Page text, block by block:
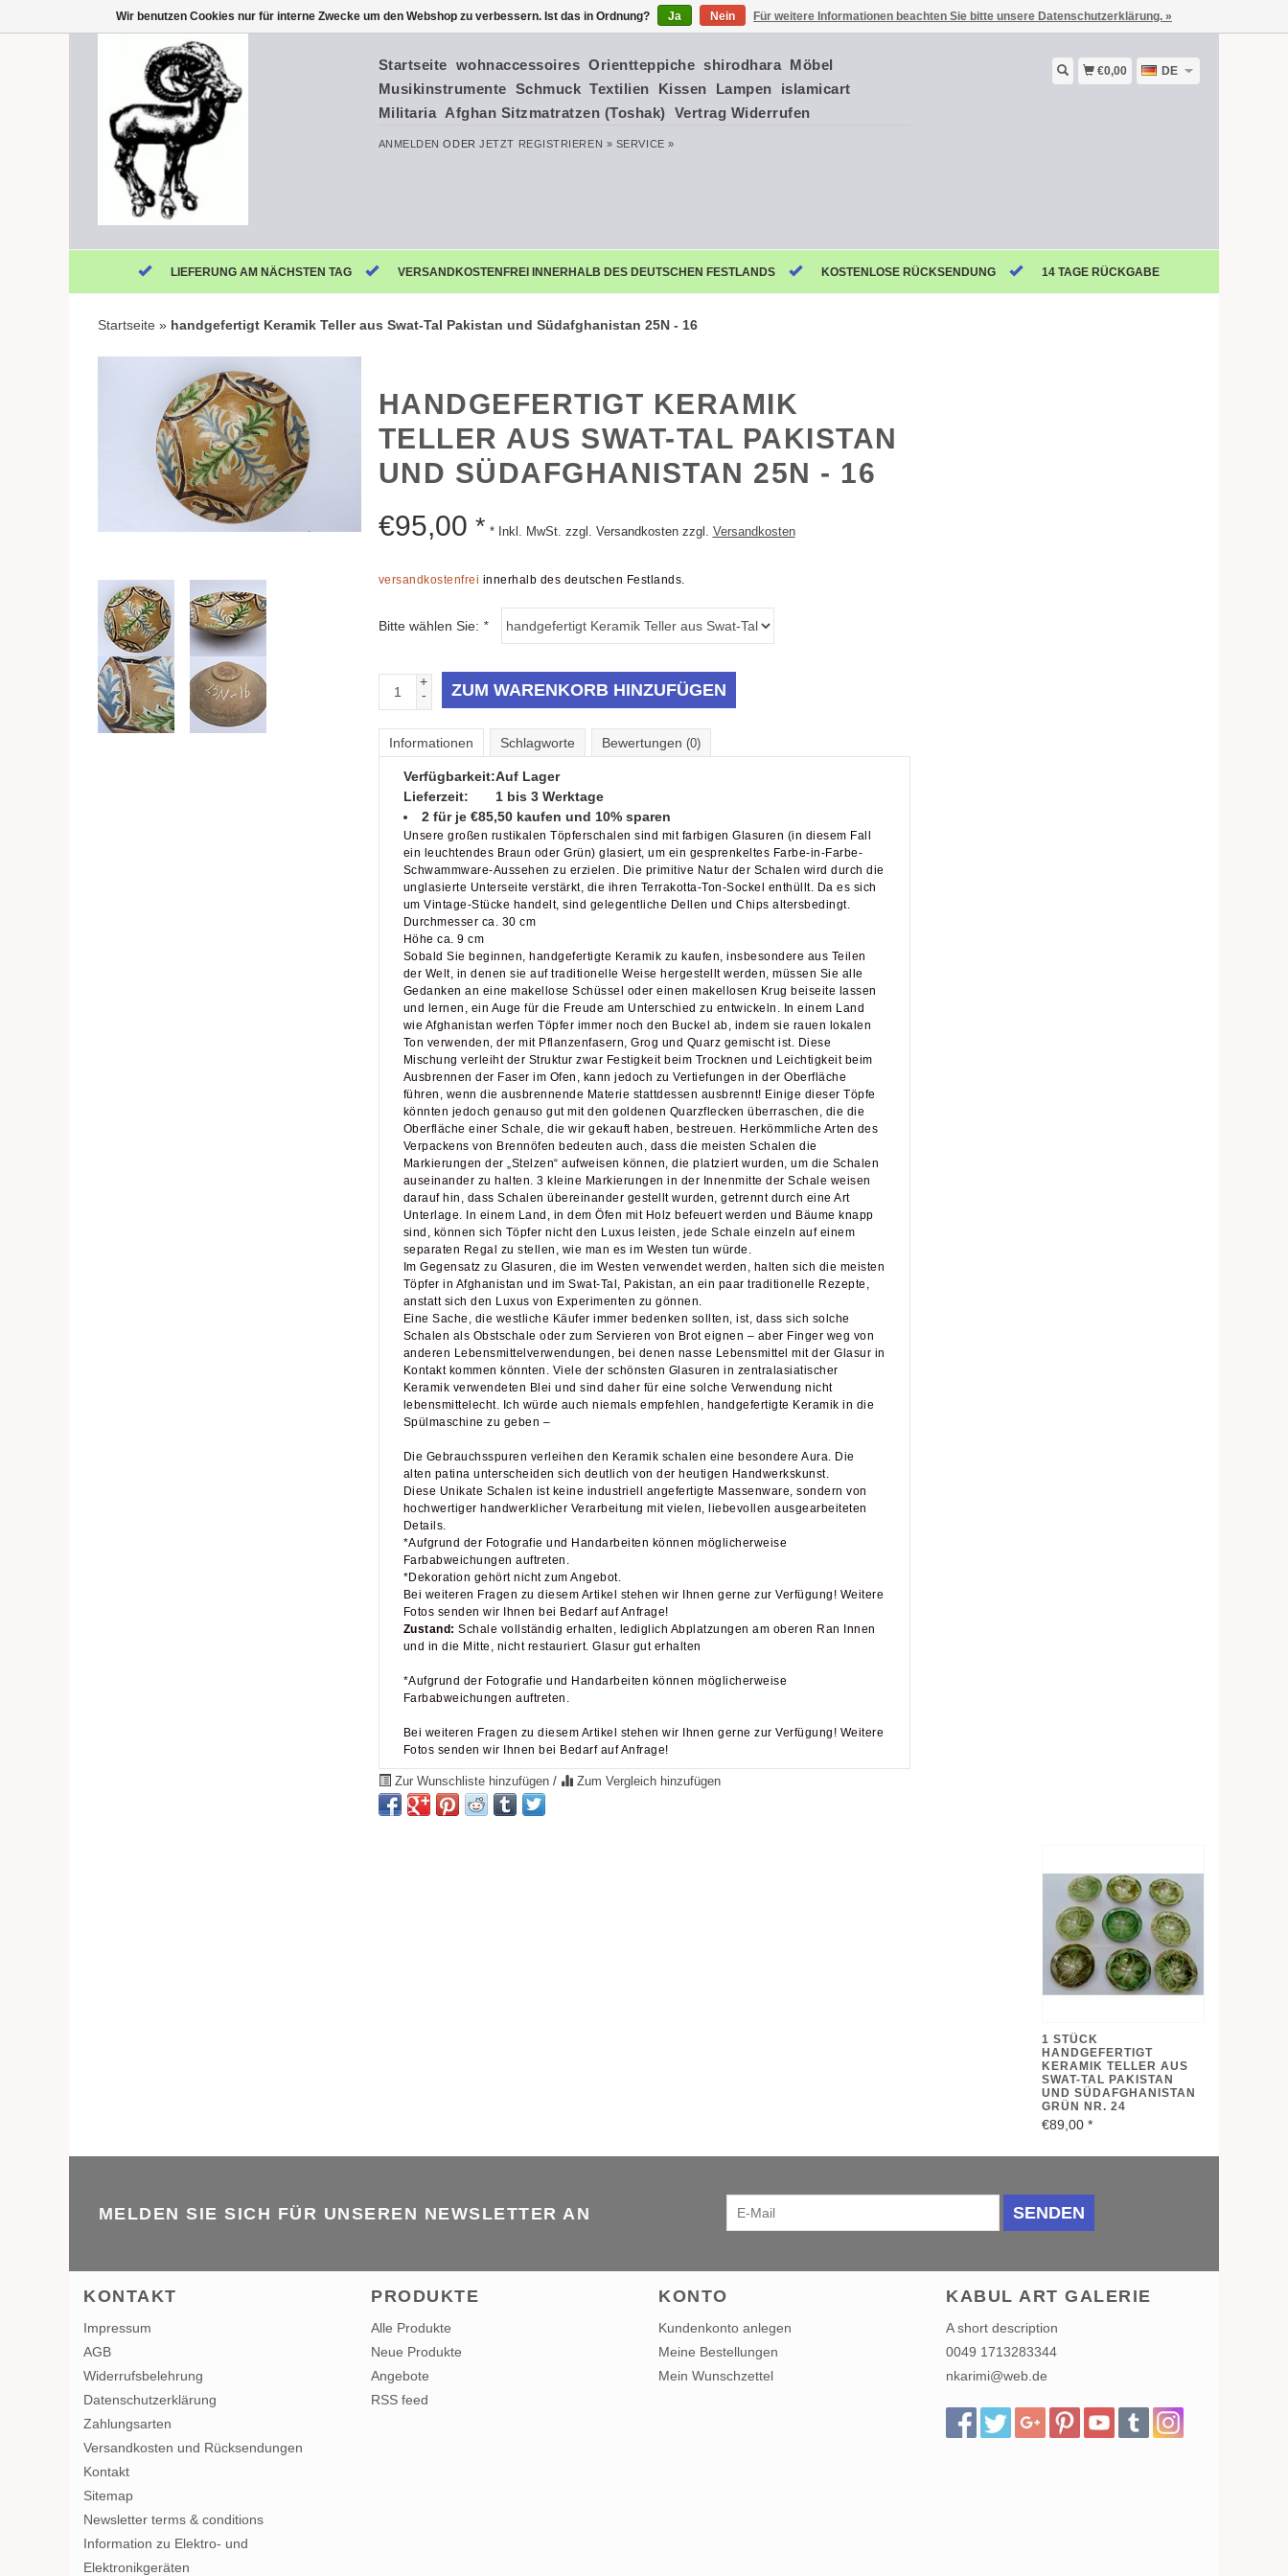
Startseite wohnaccessoires Orientteppiche shirodhara Möbel
Musikinstrumente Schmuck Textilien Kissen Lampen
islamicart
Militaria Afghan Sitzmatratzen (Toshak) Vertrag Widerrufen
ANMELDEN ODERJETZT REGISTRIEREN » SERVICE »
€0,00 DE
LIEFERUNG AM NÄCHSTEN TAG VERSANDKOSTENFREI INNERHALB DES DEUTSCHEN FESTLANDS KOSTENLOSE RÜCKSENDUNG 14 TAGE RÜCKGABE
Startseite » handgefertigt Keramik Teller aus Swat-Tal Pakistan und Südafghanistan 25N - 16
HANDGEFERTIGT KERAMIK
TELLER AUS SWAT-TAL PAKISTAN
UND SÜDAFGHANISTAN 25N - 16
€95,00 * * Inkl. MwSt. zzgl. Versandkosten zzgl. Versandkosten
versandkostenfrei innerhalb des deutschen Festlands.
Bitte wählen Sie: *
+
-
ZUM WARENKORB HINZUFÜGEN
Informationen Schlagworte Bewertungen (0)
Verfügbarkeit:Auf Lager
Lieferzeit:
1 bis 3 Werktage
2 für je €85,50 kaufen und 10% sparen
Unsere großen rustikalen Töpferschalen sind mit farbigen Glasuren (in diesem Fall
ein leuchtendes Braun oder Grün) glasiert, um ein gesprenkeltes Farbe-in-Farbe-
Schwammware-Aussehen zu erzielen. Die primitive Natur der Schalen wird durch die
unglasierte Unterseite verstärkt, die ihren Terrakotta-Ton-Sockel enthüllt. Da es sich
um Vintage-Stücke handelt, sind gelegentliche Dellen und Chips altersbedingt.
Durchmesser ca. 30 cm
Höhe ca. 9 cm
Sobald Sie beginnen, handgefertigte Keramik zu kaufen, insbesondere aus Teilen
der Welt, in denen sie auf traditionelle Weise hergestellt werden, müssen Sie alle
Gedanken an eine makellose Schüssel oder einen makellosen Krug beiseite lassen
und lernen, ein Auge für die Freude am Unterschied zu entwickeln. In einem Land
wie Afghanistan werfen Töpfer immer noch den Buckel ab, indem sie rauen lokalen
Ton verwenden, der mit Pflanzenfasern, Grog und Quarz gemischt ist. Diese
Mischung verleiht der Struktur zwar Festigkeit beim Trocknen und Leichtigkeit beim
Ausbrennen der Faser im Ofen, kann jedoch zu Vertiefungen in der Oberfläche
führen, wenn die ausbrennende Materie stattdessen ausbrennt! Einige dieser Töpfe
könnten jedoch genauso gut mit den goldenen Quarzflecken überraschen, die die
Oberfläche einer Schale, die wir gekauft haben, bestreuen. Herkömmliche Arten des
Verpackens von Brennöfen bedeuten auch, dass die meisten Schalen die
Markierungen der „Stelzen“ aufweisen können, die platziert wurden, um die Schalen
auseinander zu halten. 3 kleine Markierungen in der Innenmitte der Schale weisen
darauf hin, dass Schalen übereinander gestellt wurden, getrennt durch eine Art
Unterlage. In einem Land, in dem Öfen mit Holz befeuert werden und Bäume knapp
sind, können sich Töpfer nicht den Luxus leisten, jede Schale einzeln auf einem
separaten Regal zu stellen, wie man es im Westen tun würde.
Im Gegensatz zu Glasuren, die im Westen verwendet werden, halten sich die meisten
Töpfer in Afghanistan und im Swat-Tal, Pakistan, an ein paar traditionelle Rezepte,
anstatt sich den Luxus von Experimenten zu gönnen.
Eine Sache, die westliche Käufer immer bedenken sollten, ist, dass sich solche
Schalen als Obstschale oder zum Servieren von Brot eignen – aber Finger weg von
anderen Lebensmittelverwendungen, bei denen nasse Lebensmittel mit der Glasur in
Kontakt kommen könnten. Viele der schönsten Glasuren in zentralasiatischer
Keramik verwendeten Blei und sind daher für eine solche Verwendung nicht
lebensmittelecht. Ich würde auch niemals empfehlen, handgefertigte Keramik in die
Spülmaschine zu geben –
Die Gebrauchsspuren verleihen den Keramik schalen eine besondere Aura. Die
alten patina unterscheiden sich deutlich von der heutigen Handwerkskunst.
Diese Unikate Schalen ist keine industriell angefertigte Massenware, sondern von
hochwertiger handwerklicher Verarbeitung mit vielen, liebevollen ausgearbeiteten
Details.
*Aufgrund der Fotografie und Handarbeiten können möglicherweise
Farbabweichungen auftreten.
*Dekoration gehört nicht zum Angebot.
Bei weiteren Fragen zu diesem Artikel stehen wir Ihnen gerne zur Verfügung! Weitere
Fotos senden wir Ihnen bei Bedarf auf Anfrage!
Zustand: Schale vollständig erhalten, lediglich Abplatzungen am oberen Ran Innen
und in die Mitte, nicht restauriert. Glasur gut erhalten
*Aufgrund der Fotografie und Handarbeiten können möglicherweise
Farbabweichungen auftreten.
Bei weiteren Fragen zu diesem Artikel stehen wir Ihnen gerne zur Verfügung! Weitere
Fotos senden wir Ihnen bei Bedarf auf Anfrage!
Zur Wunschliste hinzufügen / Zum Vergleich hinzufügen
1 STÜCK
HANDGEFERTIGT
KERAMIK TELLER AUS
SWAT-TAL PAKISTAN
UND SÜDAFGHANISTAN
GRÜN NR. 24
€89,00 *
MELDEN SIE SICH FÜR UNSEREN NEWSLETTER AN SENDEN
KONTAKT
Impressum
AGB
Widerrufsbelehrung
Datenschutzerklärung
Zahlungsarten
Versandkosten und Rücksendungen
Kontakt
Sitemap
Newsletter terms & conditions
Information zu Elektro- und
Elektronikgeräten
PRODUKTE
Alle Produkte
Neue Produkte
Angebote
RSS feed
KONTO
Kundenkonto anlegen
Meine Bestellungen
Mein Wunschzettel
KABUL ART GALERIE
A short description
0049 1713283344
nkarimi@web.de
Wir benutzen Cookies nur für interne Zwecke um den Webshop zu verbessern. Ist das in Ordnung? Ja Nein Für weitere Informationen beachten Sie bitte unsere Datenschutzerklärung. »